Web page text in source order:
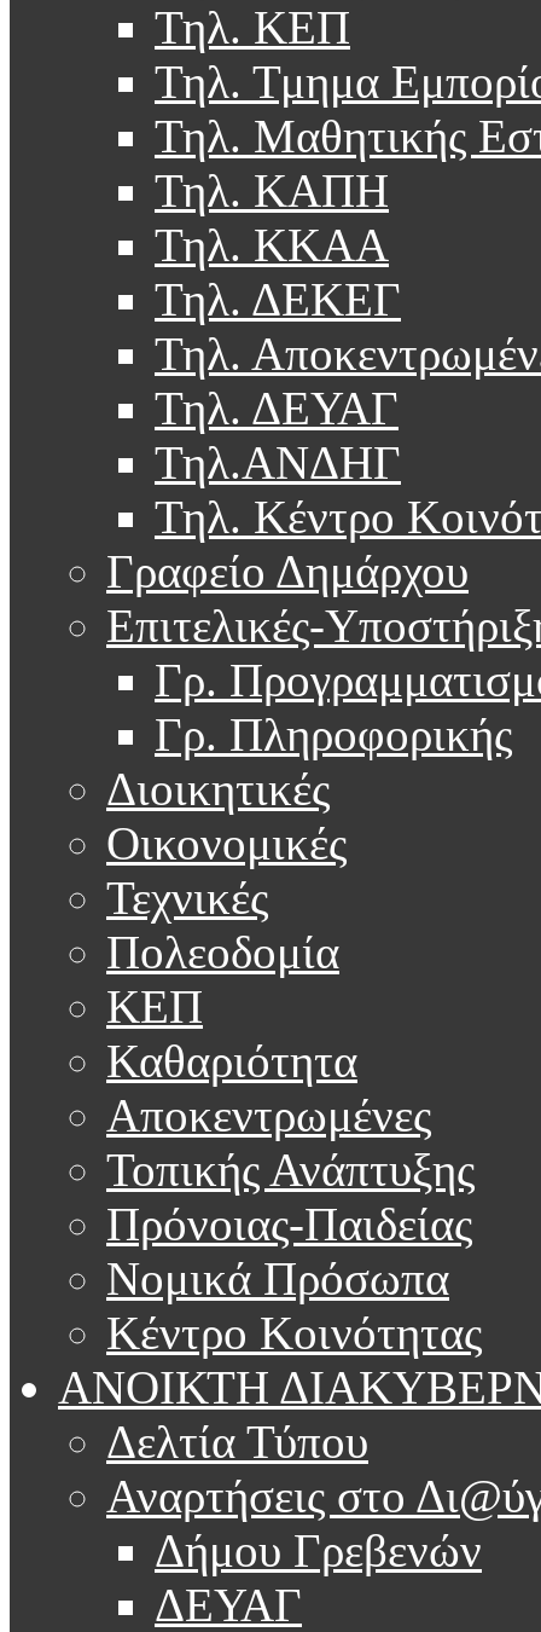
Τηλ. ΚΕΠ
Τηλ. Τμημα
Τηλ. Μαθητικής
Τηλ. ΚΑΠΗ
Τηλ. ΚΚΑΑ
Τηλ. ΔΕΚΕΓ
Τηλ.
Τηλ. ΔΕΥΑΓ
Τηλ.ΑΝΔΗΓ
Τηλ. Κέντρο
Γραφείο Δημάρχου
Επιτελικές-
Γρ.
Γρ. Πληροφορικής
Διοικητικές
Οικονομικές
Τεχνικές
Πολεοδομία
ΚΕΠ
Καθαριότητα
Αποκεντρωμένες
Τοπικής Ανάπτυξης
Πρόνοιας-Παιδείας
Νομικά Πρόσωπα
Κέντρο Κοινότητας
ΑΝΟΙΚΤΗ
Δελτία Τύπου
Αναρτήσεις στο
Δήμου Γρεβενών
ΔΕΥΑΓ